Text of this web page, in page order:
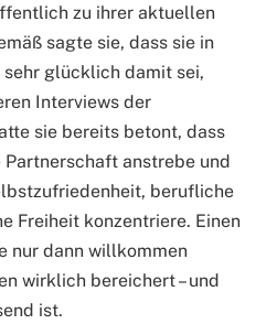
zu ihrer aktuellen
sagte sie, dass sie in
glücklich damit sei,
Interviews der
sie bereits betont, dass
anstrebe und
berufliche
Freiheit konzentriere. Einen
nur dann willkommen
wirklich bereichert – und
ist.